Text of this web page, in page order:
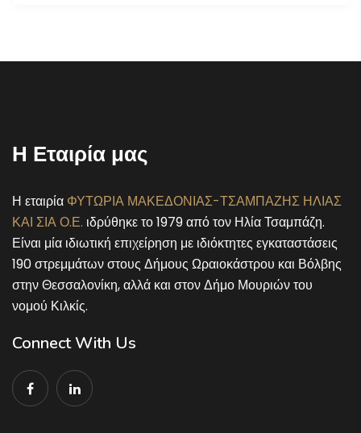
Η Εταιρία μας
Η εταιρία ΦΥΤΩΡΙΑ ΜΑΚΕΔΟΝΙΑΣ-ΤΣΑΜΠΑΖΗΣ ΗΛΙΑΣ
ΚΑΙ ΣΙΑ Ο.Ε. ιδρύθηκε το 1979 από τον Ηλία Τσαμπάζη.
Είναι μία ιδιωτική επιχείρηση με ιδιόκτητες εγκαταστάσεις
190 στρεμμάτων στους Δήμους Ωραιοκάστρου και Βόλβης
στην Θεσσαλονίκη, αλλά και στον Δήμο Μουριών του
νομού Κιλκίς.
Connect With Us